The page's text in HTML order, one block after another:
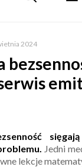
2024
Jedni
lekcje